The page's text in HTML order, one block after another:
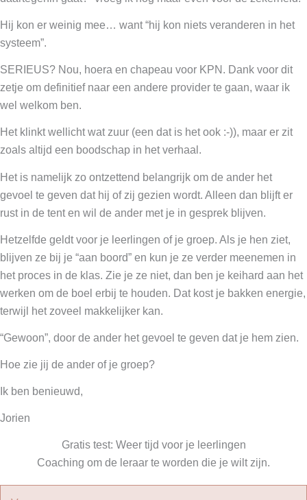
Hij kon er weinig mee… want “hij kon niets veranderen in het
systeem”.
SERIEUS? Nou, hoera en chapeau voor KPN. Dank voor dit
zetje om definitief naar een andere provider te gaan, waar ik
wel welkom ben.
Het klinkt wellicht wat zuur (een dat is het ook :-)), maar er zit
zoals altijd een boodschap in het verhaal.
Het is namelijk zo ontzettend belangrijk om de ander het
gevoel te geven dat hij of zij gezien wordt. Alleen dan blijft er
rust in de tent en wil de ander met je in gesprek blijven.
Hetzelfde geldt voor je leerlingen of je groep. Als je hen ziet,
blijven ze bij je “aan boord” en kun je ze verder meenemen in
het proces in de klas. Zie je ze niet, dan ben je keihard aan het
werken om de boel erbij te houden. Dat kost je bakken energie,
terwijl het zoveel makkelijker kan.
“Gewoon”, door de ander het gevoel te geven dat je hem zien.
Hoe zie jij de ander of je groep?
Ik ben benieuwd,
Jorien
Gratis test: Weer tijd voor je leerlingen
Coaching om de leraar te worden die je wilt zijn.